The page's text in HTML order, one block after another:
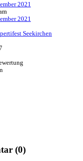
2021
2021
Seekirchen
(0)